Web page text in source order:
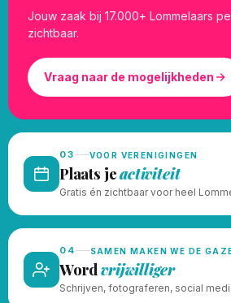
Jouw zaak bij 17.000+ Lommelaars
zichtbaar.
Vraag naar de mogelijkheden
03 VOOR VERENIGINGEN
Plaats jeactiviteit
Gratis én zichtbaar voor heel
04 SAMEN MAKEN WE DE
Wordvrijwilliger
Schrijven, fotograferen, social